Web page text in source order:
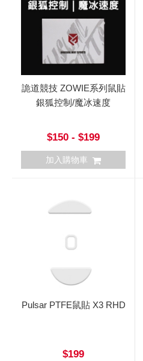
詭道競技 ZOWIE系列鼠貼
銀狐控制/魔冰速度
$150 - $199
加入購物車
Pulsar PTFE鼠貼 X3 RHD
$199